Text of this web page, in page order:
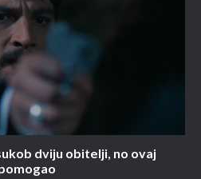
dviju obitelji, no ovaj